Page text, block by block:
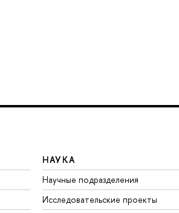
НАУКА
Научные подразделения
Исследовательские проекты